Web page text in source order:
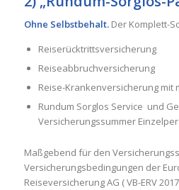
Ohne Selbstbehalt.Der Komplett-
Reiserücktrittsversicherung
Reiseabbruchversicherung
Reise-Krankenversicherung mit
Rundum Sorglos Service und
Versicherungssummer
Maßgebend für den
Versicherungsbedingungen der
Reiseversicherung AG ( VB-ERV